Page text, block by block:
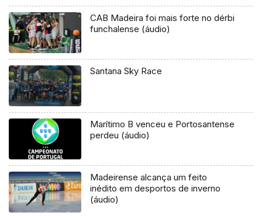
CAB Madeira foi mais forte no dérbi
funchalense (áudio)
Santana Sky Race
Marítimo B venceu e Portosantense
perdeu (áudio)
Madeirense alcança um feito
inédito em desportos de inverno
(áudio)